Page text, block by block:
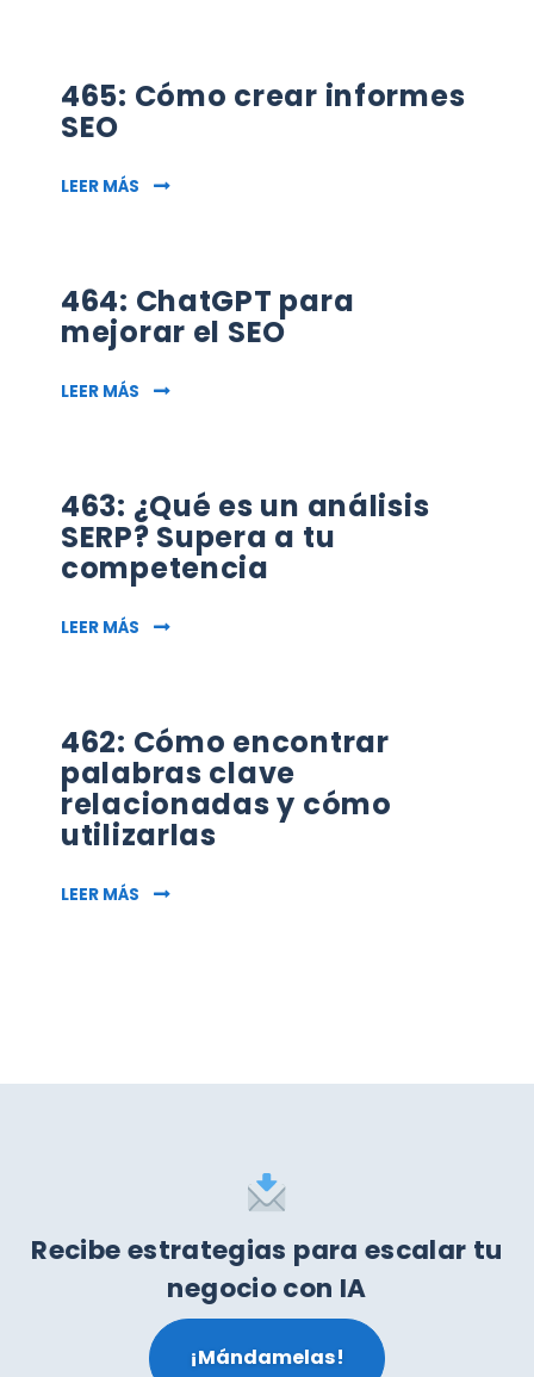
465: Cómo crear informes
SEO
LEER MÁS 465: CÓMO CREAR INFORMES SEO
464: ChatGPT para
mejorar el SEO
LEER MÁS 464: CHATGPT PARA MEJORAR EL SEO
463: ¿Qué es un análisis
SERP? Supera a tu
competencia
LEER MÁS 463: ¿QUÉ ES UN ANÁLISIS SERP? SUPERA A
462: Cómo encontrar
palabras clave
relacionadas y cómo
utilizarlas
LEER MÁS 462: CÓMO ENCONTRAR PALABRAS CLAVE
Recibe estrategias para escalar tu
negocio con IA
¡Mándamelas!